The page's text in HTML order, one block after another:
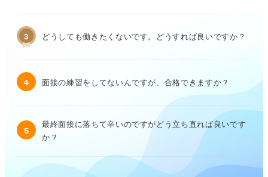
3 どうしても働きたくないです。どうすれば良いですか？
4 面接の練習をしてないんですが、合格できますか？
5
最終面接に落ちて辛いのですがどう立ち直れば良いです
か？